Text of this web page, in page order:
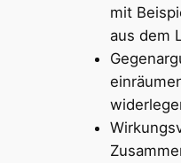
mit
aus dem